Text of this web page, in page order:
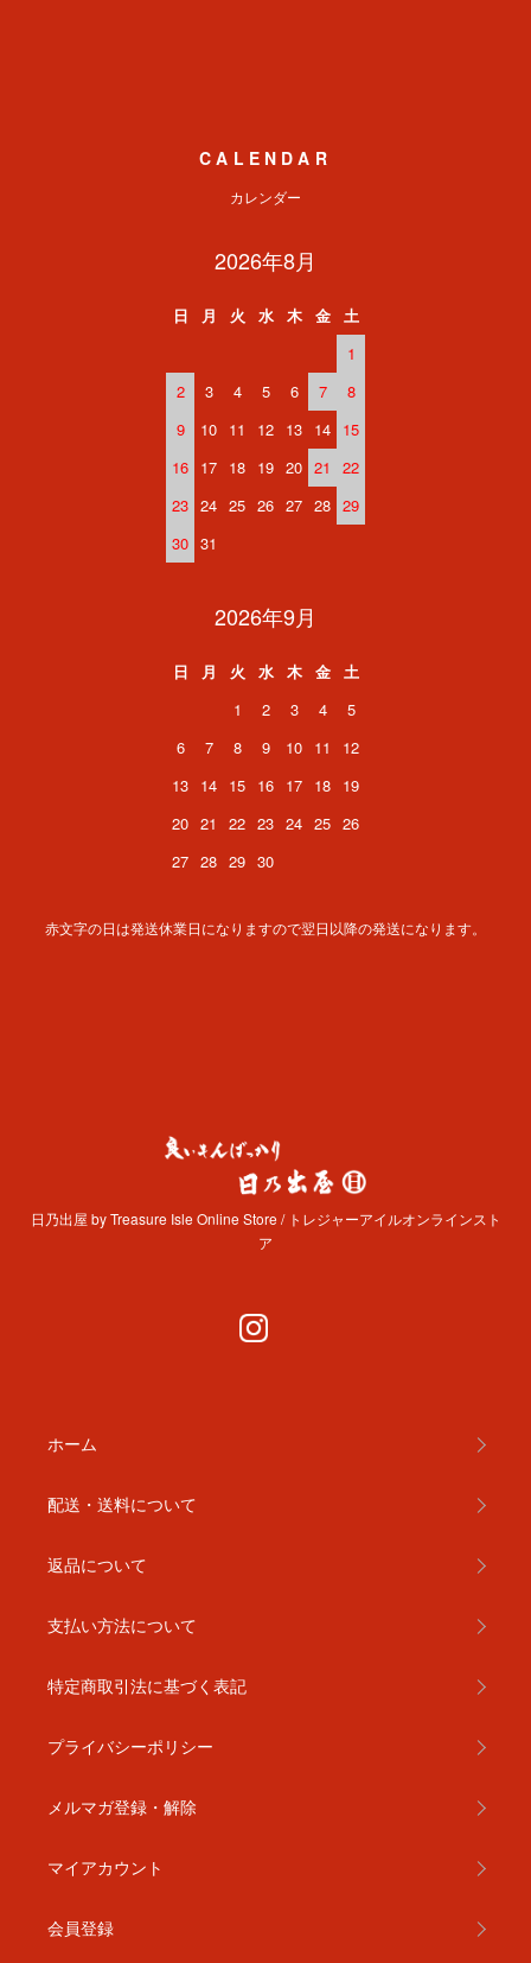
CALENDAR
カレンダー
2026年8月
日 月 火 水 木 金
土
1
2
3 4 5 6 7
8
9
10 11 12 13 14 15
16 17 18 19 20 21
22
23 24 25 26 27 28 29
30 31
2026年9月
日 月 火 水 木 金
土
1
2 3 4
5
6
7 8 9 10 11
12
13 14 15 16 17 18 19
20 21 22 23 24 25 26
27 28 29 30
赤文字の日は発送休業日になりますので翌日以降の発送になります。
日乃出屋 by Treasure Isle Online Store / トレジャーアイルオンラインスト
ア
ホーム
配送・送料について
返品について
支払い方法について
特定商取引法に基づく表記
プライバシーポリシー
メルマガ登録・解除
マイアカウント
会員登録